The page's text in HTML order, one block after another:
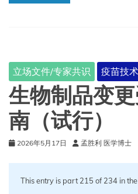
立场文件/专家共识 疫苗技
生物制品变
南（试行）
2026年5月17日 孟胜利 医学博士
This entry is part 215 of 234 in